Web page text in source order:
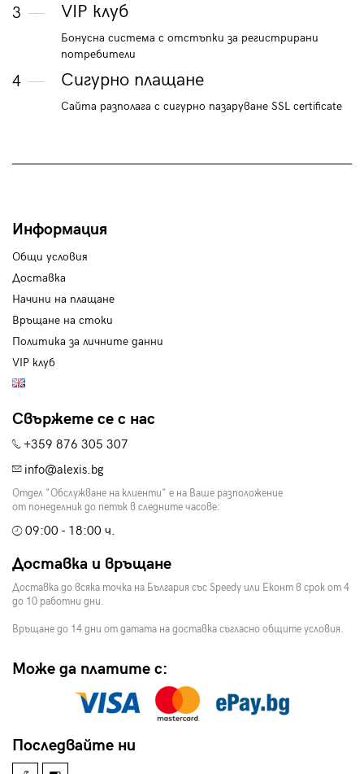
3 VIP клуб
Бонусна система с отстъпки за регистрирани
потребители
4 Сигурно плащане
Сайта разполага с сигурно пазаруване SSL certificate
Информация
Общи условия
Доставка
Начини на плащане
Връщане на стоки
Политика за личните данни
VIP клуб
Свържете се с нас
+359 876 305 307
info@alexis.bg
Отдел "Обслужване на клиенти" е на Ваше разположение
от понеделник до петък в следните часове:
09:00 - 18:00 ч.
Доставка и връщане
Доставка до всяка точка на България със Speedy или Еконт в срок от 4
до 10 работни дни.
Връщане до 14 дни от датата на доставка съгласно общите условия.
Може да платите с:
Последвайте ни